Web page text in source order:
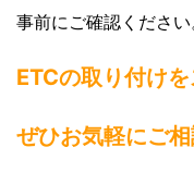
事前にご確認ください
ETCの取り付けを
ぜひお気軽にご相